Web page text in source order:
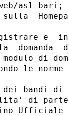
asl-bari;
e
di
le
bandi di
di
Ufficiale